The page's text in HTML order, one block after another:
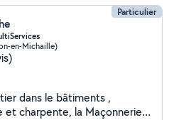
Particulier
en-Michaille)
dans le bâtiments ,
et charpente, la Maçonnerie,